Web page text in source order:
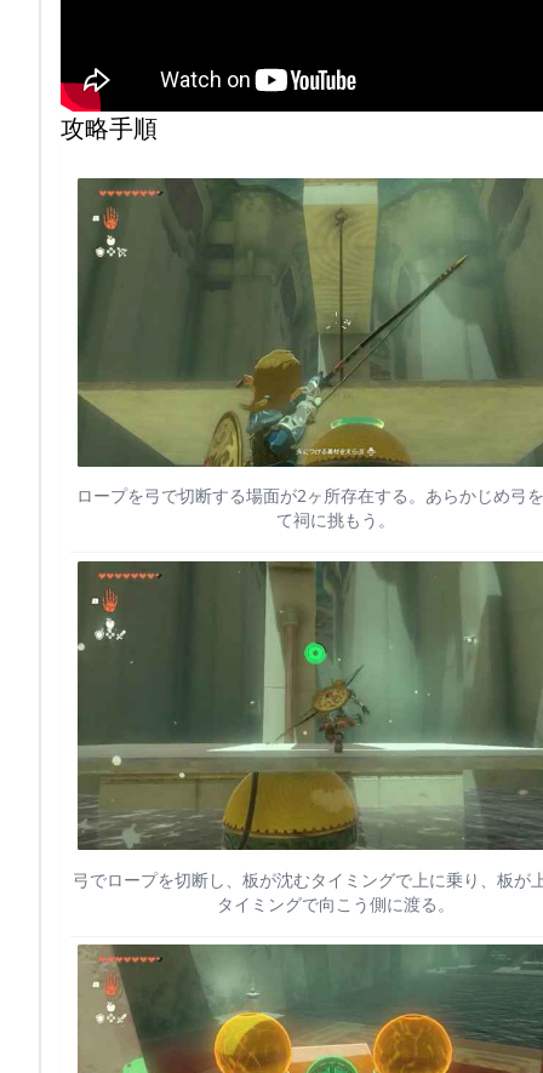
攻略手順
ロープを弓で切断する場面が2ヶ所存在する。あらかじめ弓
て祠に挑もう。
弓でロープを切断し、板が沈むタイミングで上に乗り、板が
タイミングで向こう側に渡る。